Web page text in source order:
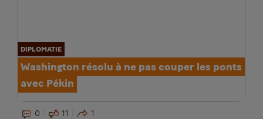
DIPLOMATIE
Washington résolu à ne pas couper les ponts
avec Pékin
0 11 1